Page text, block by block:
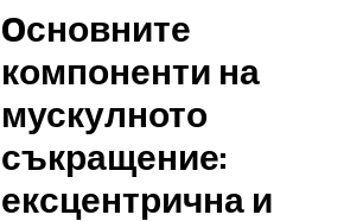
Oсновните
компоненти на
мускулното
съкращение:
ексцентрична и